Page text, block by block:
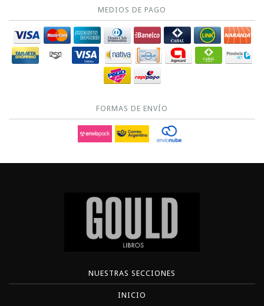
MEDIOS DE PAGO
FORMAS DE ENVÍO
NUESTRAS SECCIONES
INICIO